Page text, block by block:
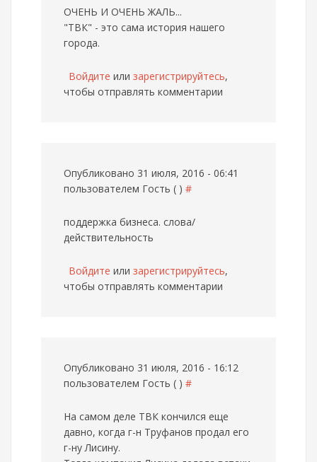
ОЧЕНЬ И ОЧЕНЬ ЖАЛЬ...
"ТВК" - это сама история нашего
города.
Войдите или зарегистрируйтесь,
чтобы отправлять комментарии
Опубликовано 31 июля, 2016 - 06:41
пользователем Гость ( ) #
поддержка бизнеса. слова/
действительность
Войдите или зарегистрируйтесь,
чтобы отправлять комментарии
Опубликовано 31 июля, 2016 - 16:12
пользователем Гость ( ) #
На самом деле ТВК кончился еще
давно, когда г-н Труфанов продал его
г-ну Лисину.